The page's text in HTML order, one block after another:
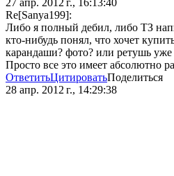
27 апр. 2012 г., 16:13:40
Re[Sanya199]:
Либо я полный дебил, либо ТЗ
кто-нибудь понял, что хочет
карандаши? фото? или ретушь
Просто все это имеет абсолютно
ОтветитьЦитироватьПоделиться
28 апр. 2012 г., 14:29:38